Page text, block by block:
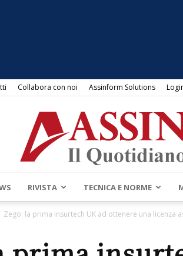
Collabora con noi Assinform Solutions
RIVISTA TECNICA E NORME
Zego: la prima insurtech UK ad ottenere una licenza